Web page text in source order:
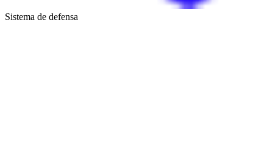
Sistema de defensa